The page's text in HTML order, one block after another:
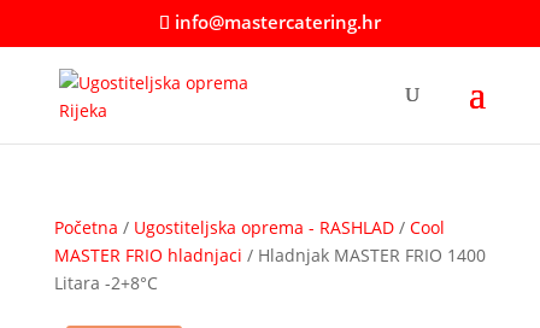
info@mastercatering.hr
Početna / Ugostiteljska oprema - RASHLAD/ Cool
MASTER FRIO hladnjaci / Hladnjak MASTER FRIO 1400
Litara -2+8°C